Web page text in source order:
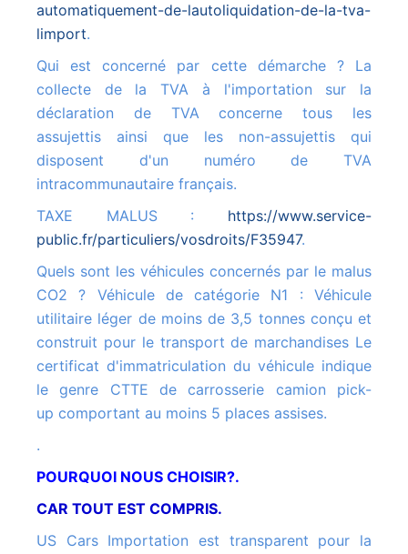
automatiquement-de-lautoliquidation-de-la-tva-
limport.
Qui est concerné par cette démarche ? La
collecte de la TVA à l'importation sur la
déclaration de TVA concerne tous les
assujettis ainsi que les non-assujettis qui
disposent d'un numéro de TVA
intracommunautaire français.
TAXE MALUS : https://www.service-
public.fr/particuliers/vosdroits/F35947.
Quels sont les véhicules concernés par le malus
CO2 ? Véhicule de catégorie N1 : Véhicule
utilitaire léger de moins de 3,5 tonnes conçu et
construit pour le transport de marchandises Le
certificat d'immatriculation du véhicule indique
le genre CTTE de carrosserie camion pick-
up comportant au moins 5 places assises.
.
POURQUOI NOUS CHOISIR?.
CAR TOUT EST COMPRIS.
US Cars Importation est transparent pour la